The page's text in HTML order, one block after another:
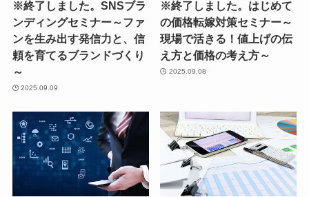
※終了しました。SNSブラ
ンディングセミナー～ファ
ンを生み出す発信力と、信
頼を育てるブランドづくり
～
2025.09.09
※終了しました。はじめて
の価格転嫁対策セミナー～
現場で活きる！値上げの伝
え方と価格の考え方～
2025.09.08